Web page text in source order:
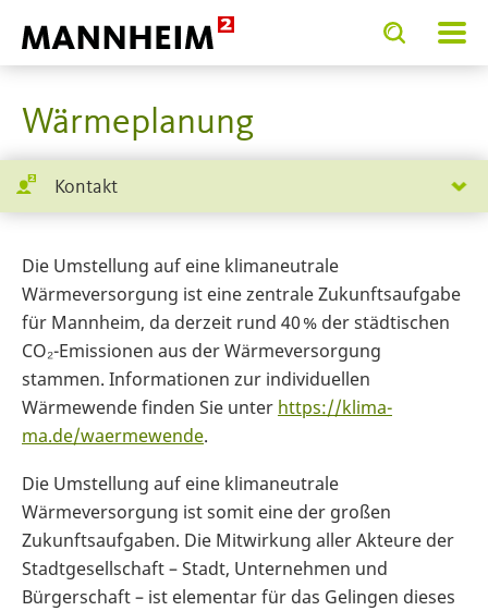
Toggle
search
input
Toggle
search
input
Wärmeplanung
Kontakt
Die Umstellung auf eine klimaneutrale
Wärmeversorgung ist eine zentrale Zukunftsaufgabe
für Mannheim, da derzeit rund 40 % der städtischen
CO₂-Emissionen aus der Wärmeversorgung
stammen. Informationen zur individuellen
Wärmewende finden Sie unter https://klima-
ma.de/waermewende.
Die Umstellung auf eine klimaneutrale
Wärmeversorgung ist somit eine der großen
Zukunftsaufgaben. Die Mitwirkung aller Akteure der
Stadtgesellschaft – Stadt, Unternehmen und
Bürgerschaft – ist elementar für das Gelingen dieses